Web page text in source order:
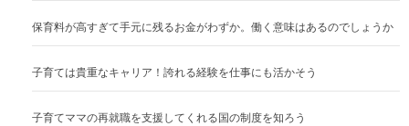
保育料が高すぎて手元に残るお金がわずか。働く意味はあるのでしょうか
子育ては貴重なキャリア！誇れる経験を仕事にも活かそう
子育てママの再就職を支援してくれる国の制度を知ろう